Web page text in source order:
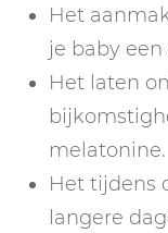
Het
je baby
Het laten
melatonine.
Het tijdens
langere